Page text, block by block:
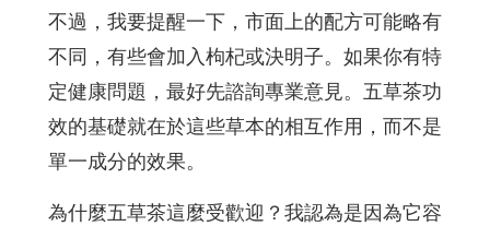
不過，我要提醒一下，市面上的配方可能略有
不同，有些會加入枸杞或決明子。如果你有特
定健康問題，最好先諮詢專業意見。五草茶功
效的基礎就在於這些草本的相互作用，而不是
單一成分的效果。
為什麼五草茶這麼受歡迎？我認為是因為它容